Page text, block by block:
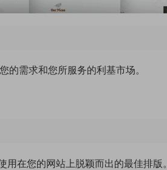
需求和您所服务的利基市场。
在您的网站上脱颖而出的最佳排版。